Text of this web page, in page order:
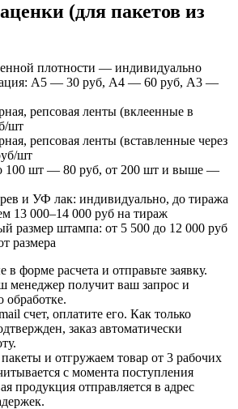
(для пакетов из
плотности — индивидуально
А5 — 30 руб, А4 — 60 руб, А3 —
репсовая ленты (вклеенные в
шт
репсовая ленты (вставленные через
шт
100 шт — 80 руб, от 200 шт и выше —
и УФ лак: индивидуально, до тиража
13 000–14 000 руб на тираж
размер штампа: от 5 500 до 12 000 руб
размера
форме расчета и отправьте заявку.
менеджер получит ваш запрос и
обработке.
счет, оплатите его. Как только
заказ автоматически
и отгружаем товар от 3 рабочих
с момента поступления
продукция отправляется в адрес